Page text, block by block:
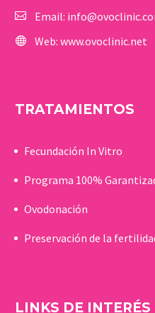
Email:
Web: www.ovoclinic.net
TRATAMIENTOS
Fecundación In Vitro
Programa 100%
Ovodonación
Preservación de la
LINKS DE INTERÉS